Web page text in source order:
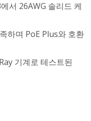
서 26AWG 솔리드 케
하며 PoE Plus와 호환
기계로 테스트된